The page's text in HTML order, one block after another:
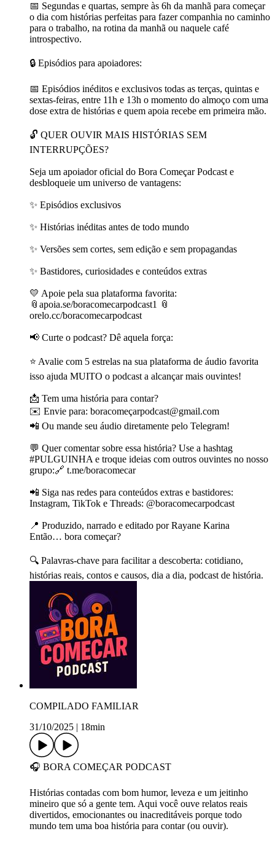
📅 Segundas e quartas, sempre às 6h da manhã para começar
o dia com histórias perfeitas para fazer companhia no caminho
para o trabalho, na rotina da manhã ou naquele café
introspectivo.
🔒 Episódios para apoiadores:
📅 Episódios inéditos e exclusivos todas as terças, quintas e
sextas-feiras, entre 11h e 13h o momento do almoço com uma
dose extra de histórias e quem apoia recebe em primeira mão.
🔓 QUER OUVIR MAIS HISTÓRIAS SEM
INTERRUPÇÕES?
Seja um apoiador oficial do Bora Começar Podcast e
desbloqueie um universo de vantagens:
✨ Episódios exclusivos
✨ Histórias inéditas antes de todo mundo
✨ Versões sem cortes, sem edição e sem propagandas
✨ Bastidores, curiosidades e conteúdos extras
💛 Apoie pela sua plataforma favorita:
📎apoia.se/boracomecarpodcast1 📎
orelo.cc/boracomecarpodcast
📢 Curte o podcast? Dê aquela força:
⭐ Avalie com 5 estrelas na sua plataforma de áudio favorita
isso ajuda MUITO o podcast a alcançar mais ouvintes!
📩 Tem uma história para contar?
✉️ Envie para: boracomeçarpodcast@gmail.com
📲 Ou mande seu áudio diretamente pelo Telegram!
💬 Quer comentar sobre essa história? Use a hashtag
#PULGUINHA e troque ideias com outros ouvintes no nosso
grupo:🔗 t.me/boracomecar
📲 Siga nas redes para conteúdos extras e bastidores:
Instagram, TikTok e Threads: @boracomecarpodcast
📍 Produzido, narrado e editado por Rayane Karina
Então… bora começar?
🔍 Palavras-chave para facilitar a descoberta: cotidiano,
histórias reais, contos e causos, dia a dia, podcast de história.
COMPILADO FAMILIAR
31/10/2025
18min
🎧 BORA COMEÇAR PODCAST
Histórias contadas com bom humor, leveza e um jeitinho
mineiro que só a gente tem. Aqui você ouve relatos reais
divertidos, emocionantes ou inacreditáveis porque todo
mundo tem uma boa história para contar (ou ouvir).